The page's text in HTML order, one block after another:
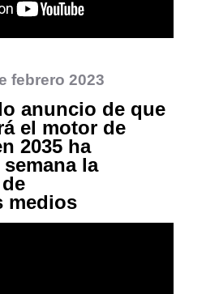
febrero 2023
anuncio de que
el motor de
2035 ha
la
medios